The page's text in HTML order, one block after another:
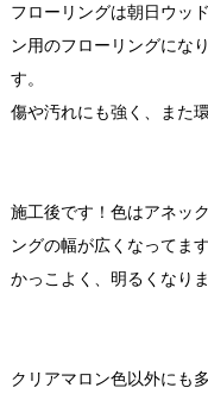
フローリングは朝日ウッ
ン用のフローリングにな
す。
傷や汚れにも強く、また
施工後です！色はアネッ
ングの幅が広くなってま
かっこよく、明るくなりま
クリアマロン色以外にも